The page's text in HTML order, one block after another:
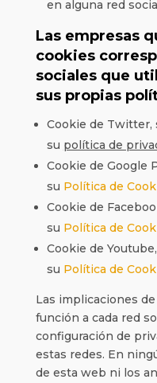
en alguna red
Las empresas
cookies
sociales que
sus propias
Cookie de Twitter,
su política de
Cookie de Google
su Política de
Cookie de
su Política de
Cookie de
su Política de
Las implicaciones
función a cada red
configuración de
estas redes. En
de esta web ni los